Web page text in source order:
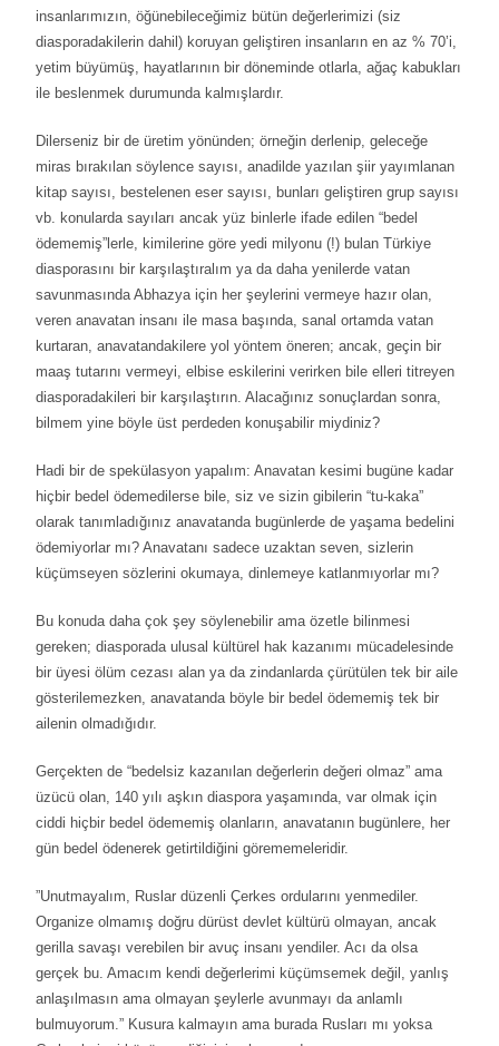
insanlarımızın, öğünebileceğimiz bütün değerlerimizi (siz
diasporadakilerin dahil) koruyan geliştiren insanların en az % 70’i,
yetim büyümüş, hayatlarının bir döneminde otlarla, ağaç kabukları
ile beslenmek durumunda kalmışlardır.
Dilerseniz bir de üretim yönünden; örneğin derlenip, geleceğe
miras bırakılan söylence sayısı, anadilde yazılan şiir yayımlanan
kitap sayısı, bestelenen eser sayısı, bunları geliştiren grup sayısı
vb. konularda sayıları ancak yüz binlerle ifade edilen “bedel
ödememiş”lerle, kimilerine göre yedi milyonu (!) bulan Türkiye
diasporasını bir karşılaştıralım ya da daha yenilerde vatan
savunmasında Abhazya için her şeylerini vermeye hazır olan,
veren anavatan insanı ile masa başında, sanal ortamda vatan
kurtaran, anavatandakilere yol yöntem öneren; ancak, geçin bir
maaş tutarını vermeyi, elbise eskilerini verirken bile elleri titreyen
diasporadakileri bir karşılaştırın. Alacağınız sonuçlardan sonra,
bilmem yine böyle üst perdeden konuşabilir miydiniz?
Hadi bir de spekülasyon yapalım: Anavatan kesimi bugüne kadar
hiçbir bedel ödemedilerse bile, siz ve sizin gibilerin “tu-kaka”
olarak tanımladığınız anavatanda bugünlerde de yaşama bedelini
ödemiyorlar mı? Anavatanı sadece uzaktan seven, sizlerin
küçümseyen sözlerini okumaya, dinlemeye katlanmıyorlar mı?
Bu konuda daha çok şey söylenebilir ama özetle bilinmesi
gereken; diasporada ulusal kültürel hak kazanımı mücadelesinde
bir üyesi ölüm cezası alan ya da zindanlarda çürütülen tek bir aile
gösterilemezken, anavatanda böyle bir bedel ödememiş tek bir
ailenin olmadığıdır.
Gerçekten de “bedelsiz kazanılan değerlerin değeri olmaz” ama
üzücü olan, 140 yılı aşkın diaspora yaşamında, var olmak için
ciddi hiçbir bedel ödememiş olanların, anavatanın bugünlere, her
gün bedel ödenerek getirtildiğini görememeleridir.
”Unutmayalım, Ruslar düzenli Çerkes ordularını yenmediler.
Organize olmamış doğru dürüst devlet kültürü olmayan, ancak
gerilla savaşı verebilen bir avuç insanı yendiler. Acı da olsa
gerçek bu. Amacım kendi değerlerimi küçümsemek değil, yanlış
anlaşılmasın ama olmayan şeylerle avunmayı da anlamlı
bulmuyorum.” Kusura kalmayın ama burada Rusları mı yoksa